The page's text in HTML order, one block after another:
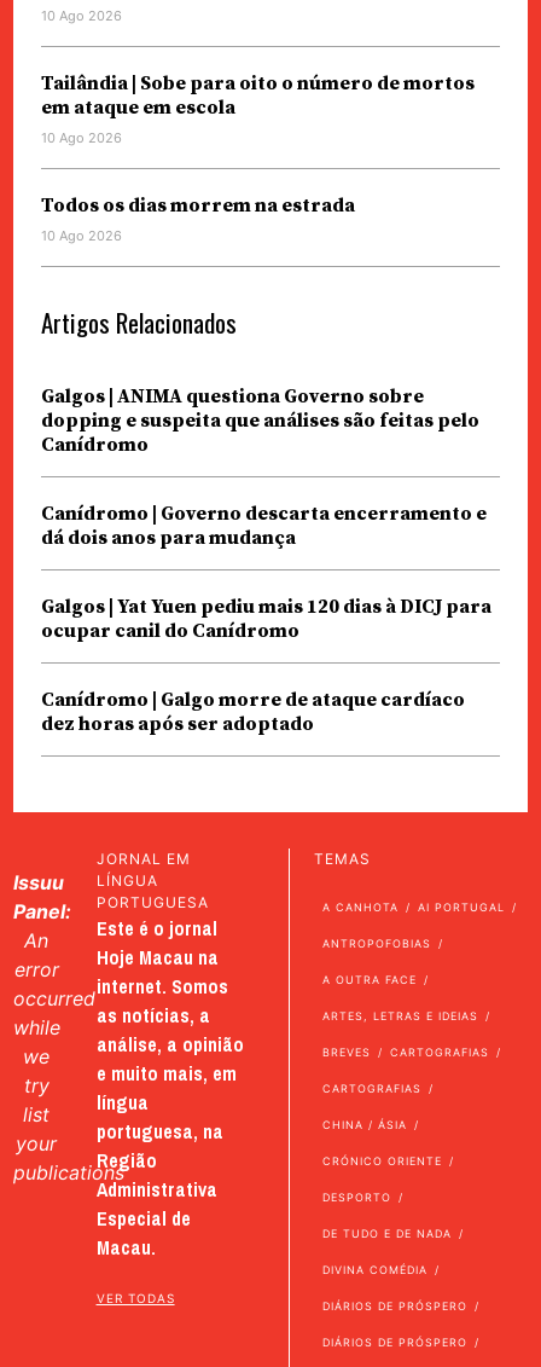
10 Ago 2026
Tailândia | Sobe para oito o número de mortos
em ataque em escola
10 Ago 2026
Todos os dias morrem na estrada
10 Ago 2026
Artigos Relacionados
Galgos | ANIMA questiona Governo sobre
dopping e suspeita que análises são feitas pelo
Canídromo
Canídromo | Governo descarta encerramento e
dá dois anos para mudança
Galgos | Yat Yuen pediu mais 120 dias à DICJ para
ocupar canil do Canídromo
Canídromo | Galgo morre de ataque cardíaco
dez horas após ser adoptado
Issuu
Panel:
An
error
occurred
while
we
try
list
your
publications
JORNAL EM
LÍNGUA
PORTUGUESA
Este é o jornal
Hoje Macau na
internet. Somos
as notícias, a
análise, a opinião
e muito mais, em
língua
portuguesa, na
Região
Administrativa
Especial de
Macau.
VER TODAS
TEMAS
A CANHOTA AI PORTUGAL
ANTROPOFOBIAS
A OUTRA FACE
ARTES, LETRAS E IDEIAS
BREVES CARTOGRAFIAS
CARTOGRAFIAS
CHINA / ÁSIA
CRÓNICO ORIENTE
DESPORTO
DE TUDO E DE NADA
DIVINA COMÉDIA
DIÁRIOS DE PRÓSPERO
DIÁRIOS DE PRÓSPERO